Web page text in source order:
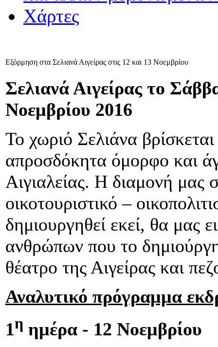
Χάρτες
Εξόρμηση στα Σελιανά Αιγείρας στις 12 και 13 Νοεμβρίου
Σελιανά Αιγείρας το
Νοεμβρίου 2016
Το χωριό Σελιάνα
απροσδόκητα όμορφο και
Αιγιαλείας. Η διαμονή μας
οικοτουριστικό –
δημιουργηθεί εκεί, θα μας
ανθρώπων που το
θέατρο της Αιγείρας και
Αναλυτικό πρόγραμμα
1η ημέρα - 12 Νοεμβρίου